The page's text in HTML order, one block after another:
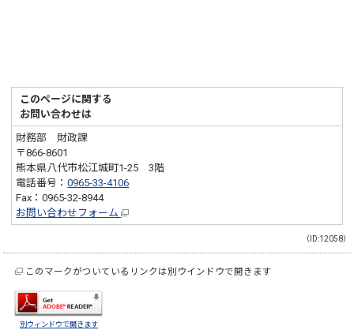
このページに関する
お問い合わせは
財務部 財政課
〒866-8601
熊本県八代市松江城町1-25 3階
電話番号：0965-33-4106
Fax：0965-32-8944
お問い合わせフォーム
（ID:12058）
このマークがついているリンクは別ウインドウで開きます
別ウィンドウで開きます